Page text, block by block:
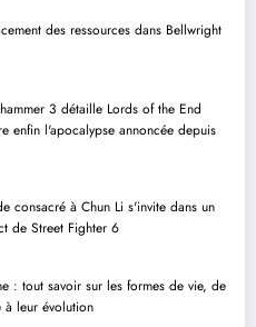
des ressources dans Bellwright
3 détaille Lords of the End
enfin l'apocalypse annoncée depuis
consacré à Chun Li s'invite dans un
de Street Fighter 6
: tout savoir sur les formes de vie, de
à leur évolution